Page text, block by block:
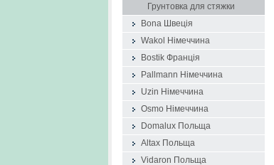
Грунтовка для стяжки
Bona Швеція
Wakol Німеччина
Bostik Франція
Pallmann Німеччина
Uzin Німеччина
Osmo Німеччина
Domalux Польща
Altax Польща
Vidaron Польща